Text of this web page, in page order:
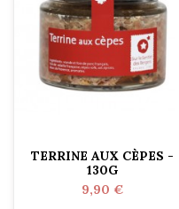
TERRINE AUX CÈPES -
130G
9,90 €